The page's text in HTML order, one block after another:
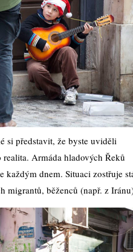
si představit, že byste uviděli
Armáda hladových Řeků
každým dnem. Situaci zostřuje
migrantů, běženců (např. z